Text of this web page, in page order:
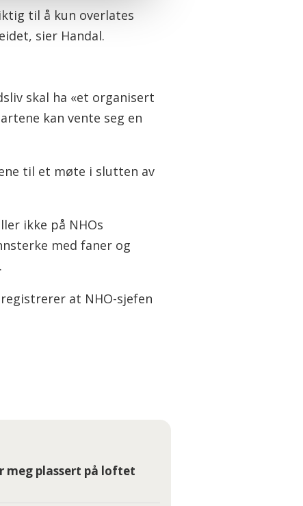
til å kun overlates
sier Handal.
skal ha «et organisert
kan vente seg en
til et møte i slutten av
ikke på NHOs
med faner og
at NHO-sjefen
meg plassert på loftet